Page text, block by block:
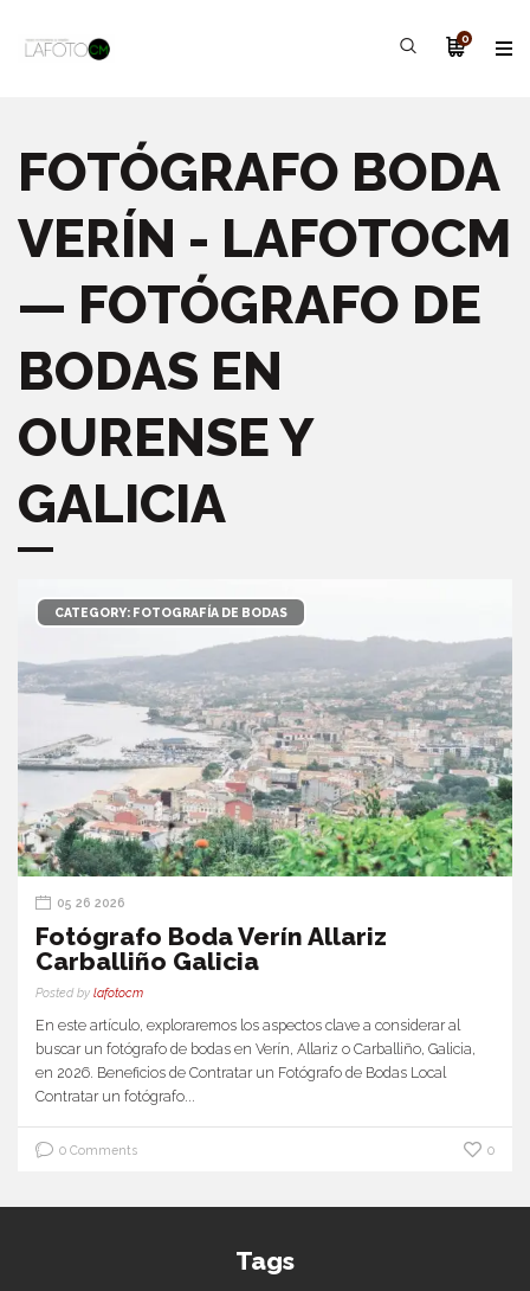
0
FOTÓGRAFO BODA
VERÍN - LAFOTOCM
— FOTÓGRAFO DE
BODAS EN
OURENSE Y
GALICIA
CATEGORY: FOTOGRAFÍA DE BODAS
05 26 2026
Fotógrafo Boda Verín Allariz
Carballiño Galicia
Posted by lafotocm
En este artículo, exploraremos los aspectos clave a considerar al
buscar un fotógrafo de bodas en Verín, Allariz o Carballiño, Galicia,
en 2026. Beneficios de Contratar un Fotógrafo de Bodas Local
Contratar un fotógrafo...
0 Comments 0
Tags